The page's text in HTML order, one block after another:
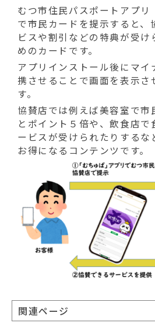
むつ市住民パスポートアプリ
で市民カードを提示すると、
ビスや割引などの特典が受
めのカードです。
アプリインストール後にマイ
携させることで画面を表示さ
す。
協賛店では例えば美容室で市
とポイント５倍や、飲食店
ービスが受けられたりするな
お得になるコンテンツです。
関連ページ